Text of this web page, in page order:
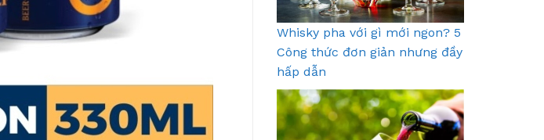
Whisky pha với gì mới ngon? 5
Công thức đơn giản nhưng đầy
hấp dẫn